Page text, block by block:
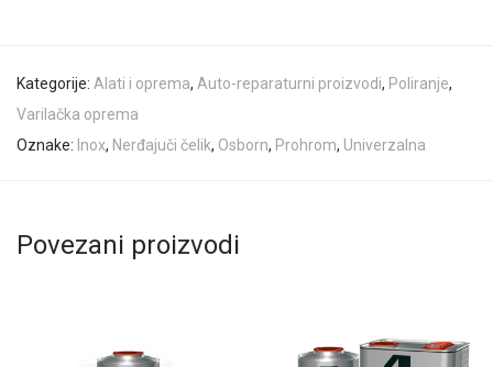
Kategorije: Alati i oprema, Auto-reparaturni proizvodi, Poliranje,
Varilačka oprema
Oznake: Inox, Nerđajuči čelik, Osborn, Prohrom, Univerzalna
Povezani proizvodi